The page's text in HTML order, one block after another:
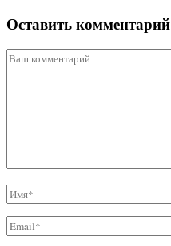
Оставить комментарий